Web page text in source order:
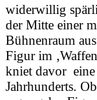
widerwillig
der Mitte einer
Bühnenraum
Figur im
kniet davor
Jahrhunderts.